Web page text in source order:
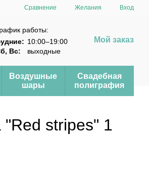
Сравнение Желания Вход
работы:
10:00–19:00
Вс:
выходные
Мой заказ
Воздушные
шары
Свадебная
полиграфия
"Red stripes" 1